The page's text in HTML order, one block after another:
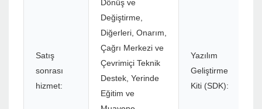
Satış
sonrası
hizmet:
Dönüş ve
Değiştirme,
Diğerleri, Onarım,
Çağrı Merkezi ve
Çevrimiçi Teknik
Destek, Yerinde
Eğitim ve
Yazılım
Geliştirme
Kiti (SDK):